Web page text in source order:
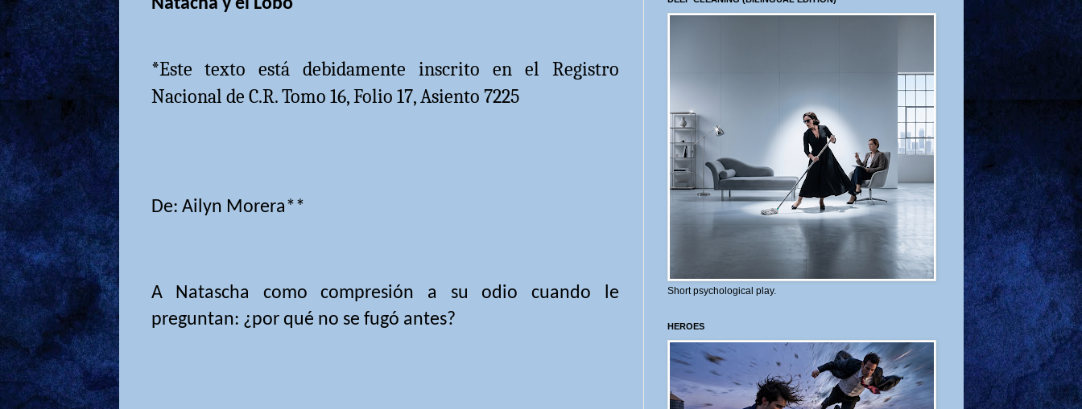
Natacha y el Lobo
*Este texto está debidamente inscrito en el Registro
Nacional de C.R. Tomo 16, Folio 17, Asiento 7225
De: Ailyn Morera**
A Natascha como compresión a su odio cuando le
preguntan: ¿por qué no se fugó antes?
Short psychological play.
HEROES